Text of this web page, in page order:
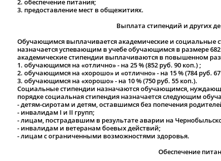
2. обеспечение питания;
3. предоставление мест в общежитиях.
Выплата стипендий и других
Обучающимся выплачивается академические и социальные
назначается успевающим в учебе обучающимся в размере 682
академические стипендии выплачиваются в повышенном
1. обучающимся на «отлично» - на 25 % (852 руб. 90 коп.) ;
2. обучающимся на «хорошо» и «отлично» - на 15%(784 руб.
3. обучающимся на «хорошо» - на 10%(750 руб. 55 коп.).
Социальные стипендии назначаются обучающимся,
порядке социальная стипендия назначается следующим
- детям-сиротам и детям, оставшимся без попечения
- инвалидам I и II групп;
- лицам, пострадавшим в результате аварии на
- инвалидам и ветеранам боевых действий;
- лицам с ограниченными возможностями здоровья.
Обеспечение